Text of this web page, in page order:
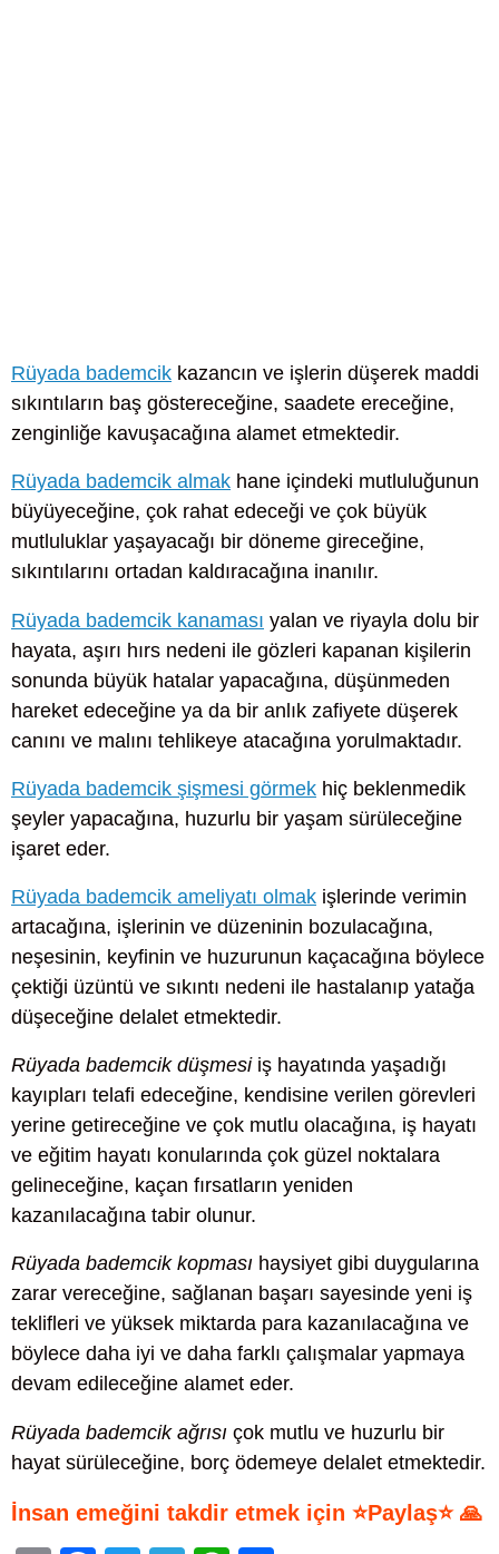
Rüyada bademcik kazancın ve işlerin düşerek maddi
sıkıntıların baş göstereceğine, saadete ereceğine,
zenginliğe kavuşacağına alamet etmektedir.
Rüyada bademcik almak hane içindeki mutluluğunun
büyüyeceğine, çok rahat edeceği ve çok büyük
mutluluklar yaşayacağı bir döneme gireceğine,
sıkıntılarını ortadan kaldıracağına inanılır.
Rüyada bademcik kanaması yalan ve riyayla dolu bir
hayata, aşırı hırs nedeni ile gözleri kapanan kişilerin
sonunda büyük hatalar yapacağına, düşünmeden
hareket edeceğine ya da bir anlık zafiyete düşerek
canını ve malını tehlikeye atacağına yorulmaktadır.
Rüyada bademcik şişmesi görmek hiç beklenmedik
şeyler yapacağına, huzurlu bir yaşam sürüleceğine
işaret eder.
Rüyada bademcik ameliyatı olmak işlerinde verimin
artacağına, işlerinin ve düzeninin bozulacağına,
neşesinin, keyfinin ve huzurunun kaçacağına böylece
çektiği üzüntü ve sıkıntı nedeni ile hastalanıp yatağa
düşeceğine delalet etmektedir.
Rüyada bademcik düşmesiiş hayatında yaşadığı
kayıpları telafi edeceğine, kendisine verilen görevleri
yerine getireceğine ve çok mutlu olacağına, iş hayatı
ve eğitim hayatı konularında çok güzel noktalara
gelineceğine, kaçan fırsatların yeniden
kazanılacağına tabir olunur.
Rüyada bademcik kopması haysiyet gibi duygularına
zarar vereceğine, sağlanan başarı sayesinde yeni iş
teklifleri ve yüksek miktarda para kazanılacağına ve
böylece daha iyi ve daha farklı çalışmalar yapmaya
devam edileceğine alamet eder.
Rüyada bademcik ağrısı çok mutlu ve huzurlu bir
hayat sürüleceğine, borç ödemeye delalet etmektedir.
İnsan emeğini takdir etmek için ⭐Paylaş⭐ 🙏